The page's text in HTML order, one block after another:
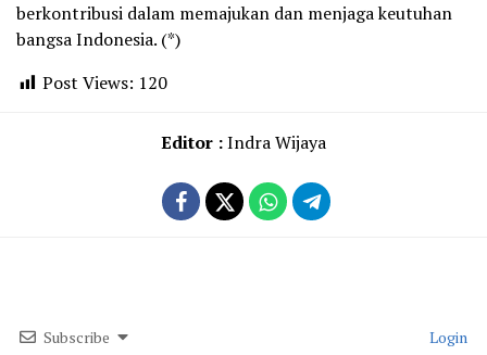
berkontribusi dalam memajukan dan menjaga keutuhan
bangsa Indonesia. (*)
Post Views: 120
Editor :Indra Wijaya
Subscribe Login